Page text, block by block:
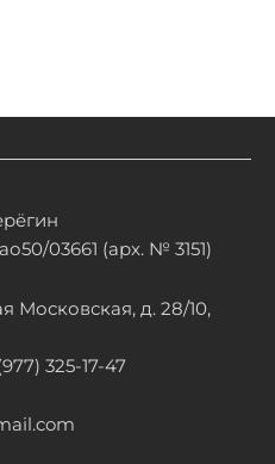
03661 (арх. № 3151)
Московская, д. 28/10,
325-17-47